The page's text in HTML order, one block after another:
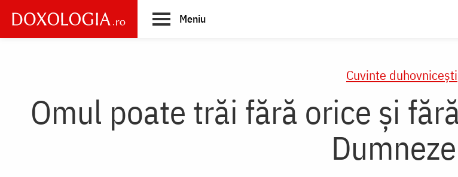
main
Meniu
Cuvinte duhovnicești
Omul poate trăi fără orice și